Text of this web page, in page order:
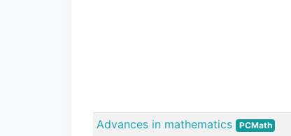
Advances in mathematics PCMath